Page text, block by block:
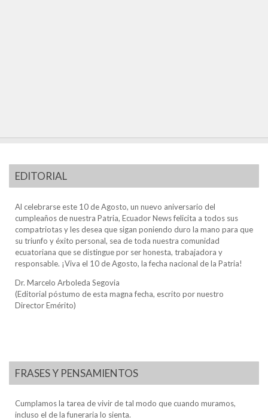
EDITORIAL
Al celebrarse este 10 de Agosto, un nuevo aniversario del
cumpleaños de nuestra Patria, Ecuador News felicita a todos sus
compatriotas y les desea que sigan poniendo duro la mano para que
su triunfo y éxito personal, sea de toda nuestra comunidad
ecuatoriana que se distingue por ser honesta, trabajadora y
responsable. ¡Viva el 10 de Agosto, la fecha nacional de la Patria!
Dr. Marcelo Arboleda Segovia
(Editorial póstumo de esta magna fecha, escrito por nuestro
Director Emérito)
FRASES Y PENSAMIENTOS
Cumplamos la tarea de vivir de tal modo que cuando muramos,
incluso el de la funeraria lo sienta.